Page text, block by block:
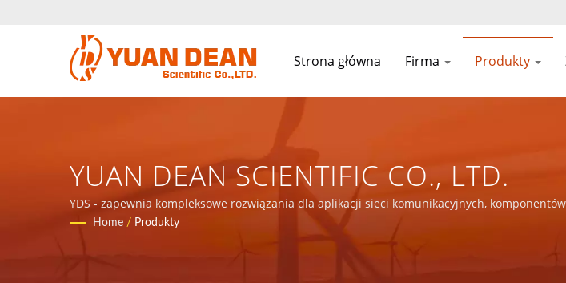
Strona główna Firma Produkty
YUAN DEAN SCIENTIFIC CO., LTD.
YDS - zapewnia kompleksowe rozwiązania dla aplikacji sieci komunikacyjnych,
Home / Produkty